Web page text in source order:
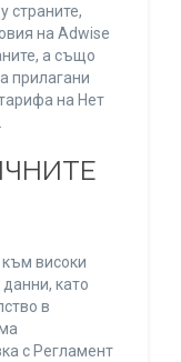
страните,
на Adwise
а също
прилагани
на Нет
високи
като
в
с Регламент